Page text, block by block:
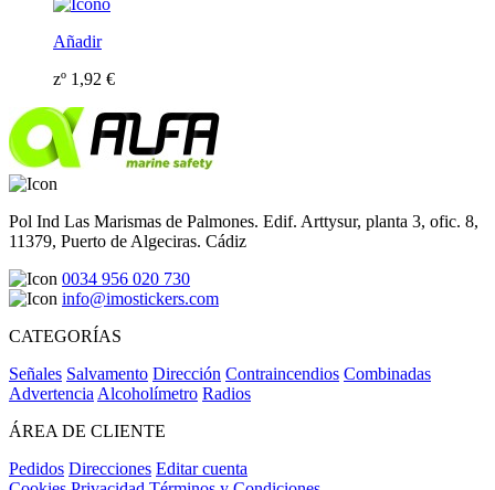
Añadir
zº 1,92 €
Pol Ind Las Marismas de Palmones. Edif. Arttysur, planta 3, ofic. 8,
11379, Puerto de Algeciras. Cádiz
0034 956 020 730
info@imostickers.com
CATEGORÍAS
Señales Salvamento Dirección Contraincendios Combinadas
Advertencia Alcoholímetro Radios
ÁREA DE CLIENTE
Pedidos Direcciones Editar cuenta